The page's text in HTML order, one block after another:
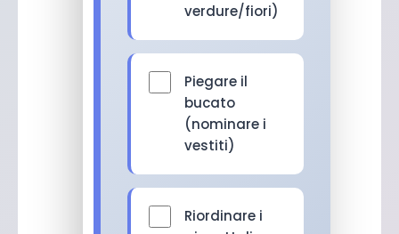
verdure/fiori)
Piegare il
bucato
(nominare i
vestiti)
Riordinare i